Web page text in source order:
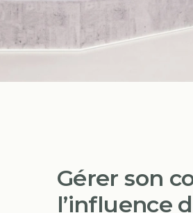
Gérer son
l’influence